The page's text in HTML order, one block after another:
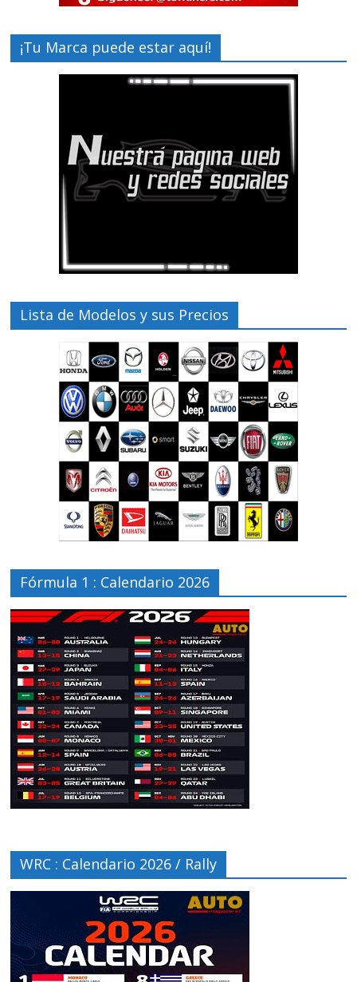
¡Tu Marca puede estar aquí!
Lista de Modelos y sus Precios
Fórmula 1 : Calendario 2026
WRC : Calendario 2026 / Rally